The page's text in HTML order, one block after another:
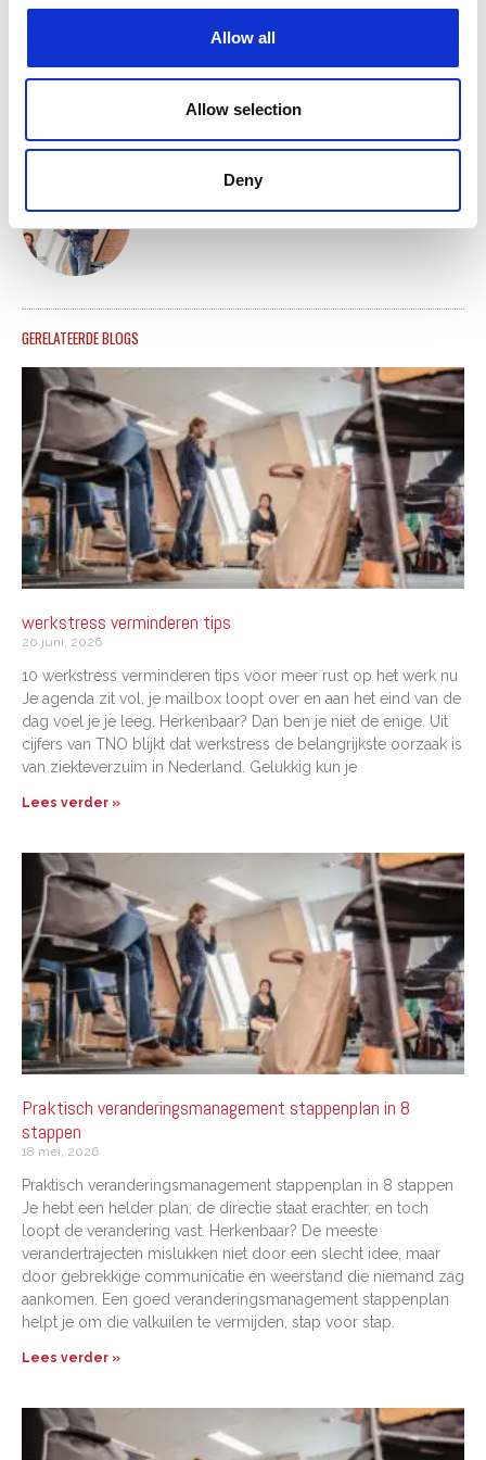
Allow all
Allow selection
Deny
Vond je dit artikel interessant? Deel het op social
media.
Ferdinand Aukes
GERELATEERDE BLOGS
werkstress verminderen tips
20 juni, 2026
10 werkstress verminderen tips voor meer rust op het werk nu
Je agenda zit vol, je mailbox loopt over en aan het eind van de
dag voel je je leeg. Herkenbaar? Dan ben je niet de enige. Uit
cijfers van TNO blijkt dat werkstress de belangrijkste oorzaak is
van ziekteverzuim in Nederland. Gelukkig kun je
Lees verder »
Praktisch veranderingsmanagement stappenplan in 8
stappen
18 mei, 2026
Praktisch veranderingsmanagement stappenplan in 8 stappen
Je hebt een helder plan, de directie staat erachter, en toch
loopt de verandering vast. Herkenbaar? De meeste
verandertrajecten mislukken niet door een slecht idee, maar
door gebrekkige communicatie en weerstand die niemand zag
aankomen. Een goed veranderingsmanagement stappenplan
helpt je om die valkuilen te vermijden, stap voor stap.
Lees verder »